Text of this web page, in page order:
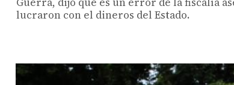
lucraron con el dineros del Estado.